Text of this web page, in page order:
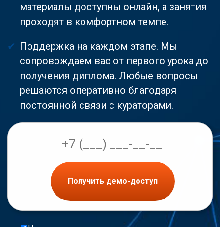
материалы доступны онлайн, а занятия
проходят в комфортном темпе.
Поддержка на каждом этапе. Мы
сопровождаем вас от первого урока до
получения диплома. Любые вопросы
решаются оперативно благодаря
постоянной связи с кураторами.
Получить демо-доступ